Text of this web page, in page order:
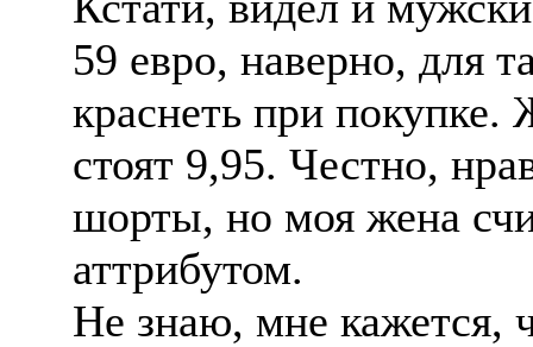
59 евро, наверно, для
краснеть при покупке.
стоят 9,95. Честно,
шорты, но моя жена
аттрибутом.
Не знаю, мне кажется,